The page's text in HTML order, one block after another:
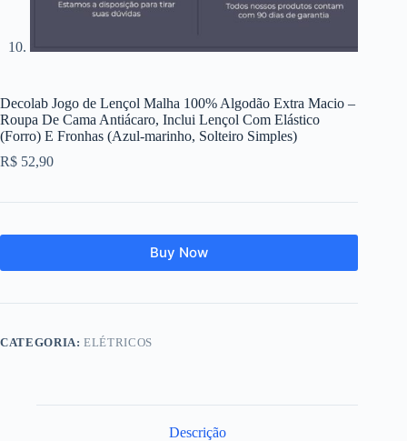
Decolab Jogo de Lençol Malha 100% Algodão Extra Macio –
Roupa De Cama Antiácaro, Inclui Lençol Com Elástico
(Forro) E Fronhas (Azul-marinho, Solteiro Simples)
R$ 52,90
Buy Now
CATEGORIA:ELÉTRICOS
Descrição